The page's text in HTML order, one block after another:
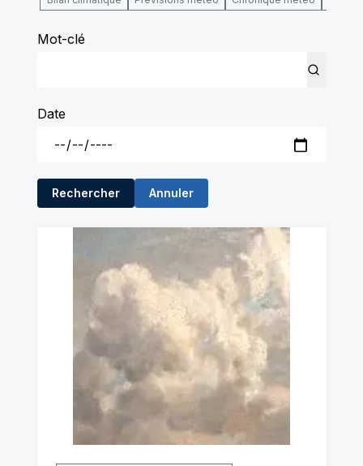
Mot-clé
Date
Rechercher Annuler